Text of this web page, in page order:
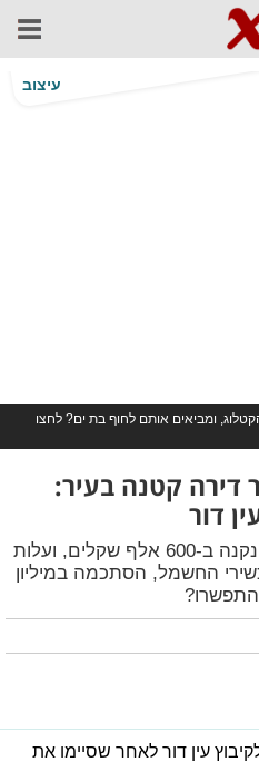
עיצוב
ומביאים אותם לחוף בת ים? לחצו
דירה קטנה בעיר:
דור
המגרש הפונה לבקעת יבנאל נקנה ב-600 אלף שקלים, ועלות
החשמל, הסתכמה במיליון
עין דור לאחר שסיימו את